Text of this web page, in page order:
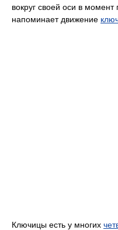
вокруг своей оси в момент
напоминает движение
Ключицы есть у многих